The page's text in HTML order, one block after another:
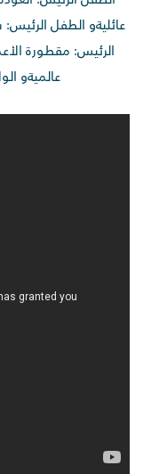
عائليةو الطفل
الرئيس: مقطورة
عالميةو